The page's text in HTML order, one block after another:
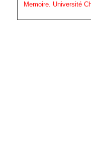
Memoire. Université